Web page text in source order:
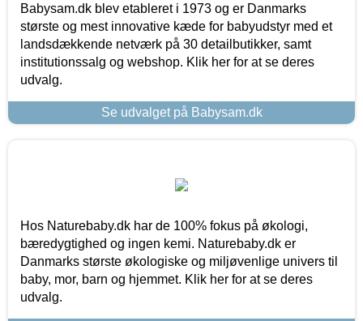
Babysam.dk blev etableret i 1973 og er Danmarks
største og mest innovative kæde for babyudstyr med et
landsdækkende netværk på 30 detailbutikker, samt
institutionssalg og webshop. Klik her for at se deres
udvalg.
Se udvalget på Babysam.dk
Hos Naturebaby.dk har de 100% fokus på økologi,
bæredygtighed og ingen kemi. Naturebaby.dk er
Danmarks største økologiske og miljøvenlige univers til
baby, mor, barn og hjemmet. Klik her for at se deres
udvalg.